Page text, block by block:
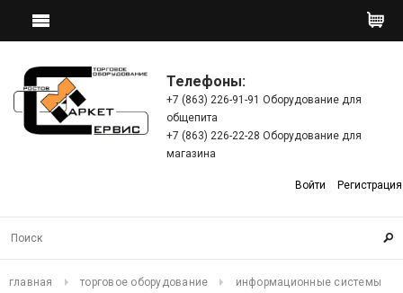
Телефоны:
+7 (863) 226-91-91 Оборудование для
общепита
+7 (863) 226-22-28 Оборудование для
магазина
Войти Регистрация
главная торговое оборудование
информационные системы